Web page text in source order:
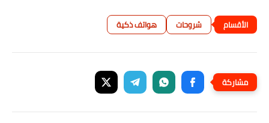
شروحات هواتف ذكية